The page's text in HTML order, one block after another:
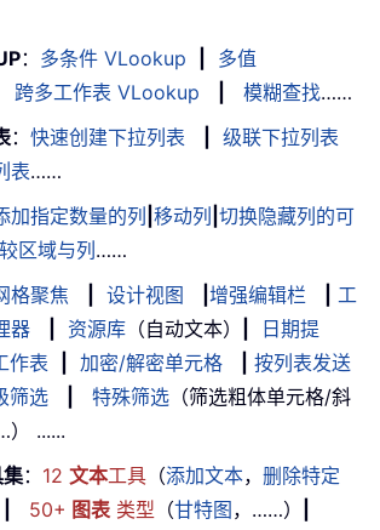
： 多条件 VLookup
多值
跨多工作表 VLookup 模糊查找……
： 快速创建下拉列表
级联下拉列表
表……
加指定数量的列 移动列 切换隐藏列的可
区域与列 ……
格聚焦 设计视图 增强编辑栏
工
器
资源库 （自动文本）
日期提
作表 加密/解密单元格
按列表发送
筛选 特殊筛选 （筛选粗体单元格/斜
......
： 12 文本工具 （添加文本， 删除特定
50+ 图表类型 （甘特图 ，……）